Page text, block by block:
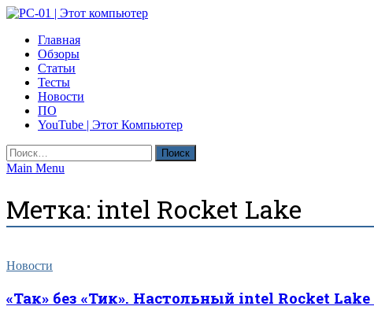
Skip
content
PC-01 | Этот компьютер
Компьютерные новости
Главная
Обзоры
Статьи
Тесты
Новости
ПО
YouTube | Этот Компьютер
Найти:
Main Menu
Метка: intel Rocket Lake
Новости
«Так» без «Тик». Настольный intel Rocket